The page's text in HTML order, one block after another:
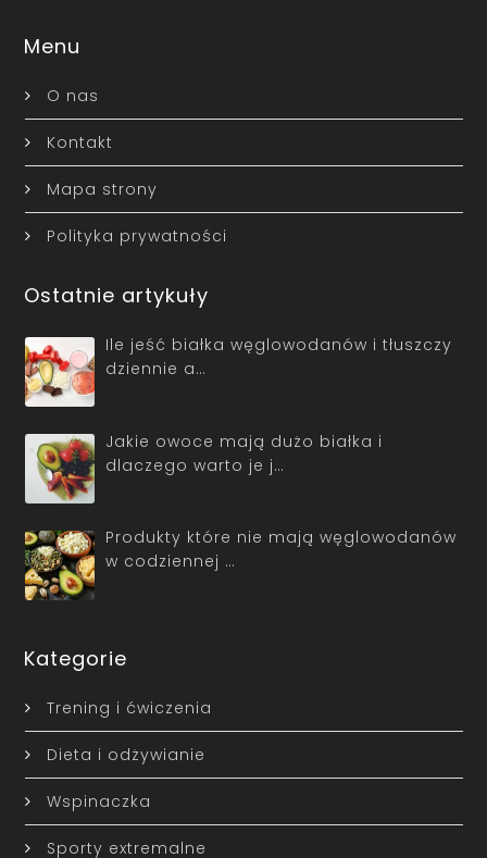
Menu
O nas
Kontakt
Mapa strony
Polityka prywatności
Ostatnie artykuły
Ile jeść białka węglowodanów i tłuszczy
dziennie a…
Jakie owoce mają dużo białka i
dlaczego warto je j…
Produkty które nie mają węglowodanów
w codziennej …
Kategorie
Trening i ćwiczenia
Dieta i odżywianie
Wspinaczka
Sporty extremalne